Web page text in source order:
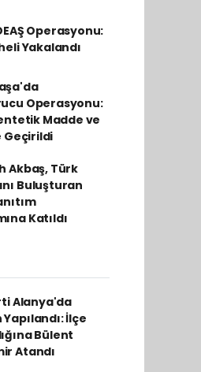
Operasyonu:
Yakalandı
Operasyonu:
Madde ve
Geçirildi
Akbaş, Türk
Buluşturan
Katıldı
Alanya'da
İlçe
Bülent
Atandı